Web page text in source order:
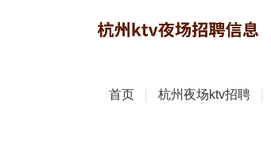
首页 杭州夜场ktv招聘